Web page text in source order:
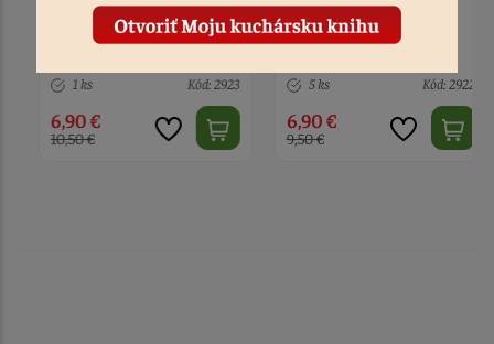
Detská zástera McQueen
LMQ + čiapka
1 ks Kód: 2923
6,90 €
10,50 €
Detská zástera
Dalmatínci + čiapka
5 ks Kód: 2922
6,90 €
9,50 €